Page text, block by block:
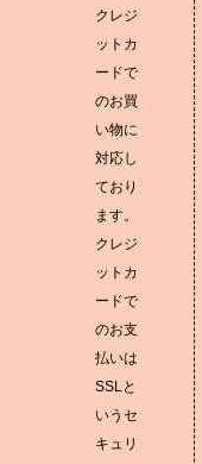
クレジ
ットカ
ードで
のお買
い物に
対応し
ており
ます。
クレジ
ットカ
ードで
のお支
払いは
SSLと
いうセ
キュリ